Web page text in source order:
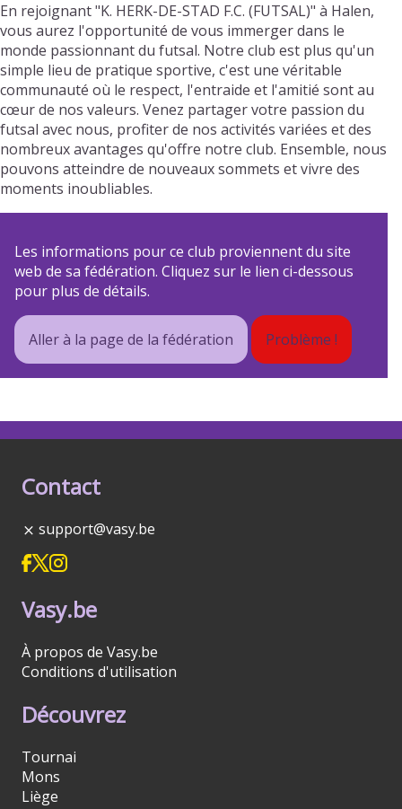
En rejoignant "K. HERK-DE-STAD F.C. (FUTSAL)" à Halen,
vous aurez l'opportunité de vous immerger dans le
monde passionnant du futsal. Notre club est plus qu'un
simple lieu de pratique sportive, c'est une véritable
communauté où le respect, l'entraide et l'amitié sont au
cœur de nos valeurs. Venez partager votre passion du
futsal avec nous, profiter de nos activités variées et des
nombreux avantages qu'offre notre club. Ensemble, nous
pouvons atteindre de nouveaux sommets et vivre des
moments inoubliables.
Les informations pour ce club proviennent du site
web de sa fédération. Cliquez sur le lien ci-dessous
pour plus de détails.
Aller à la page de la fédération Problème !
Contact
support@vasy.be
Vasy.be
À propos de Vasy.be
Conditions d'utilisation
Découvrez
Tournai
Mons
Liège